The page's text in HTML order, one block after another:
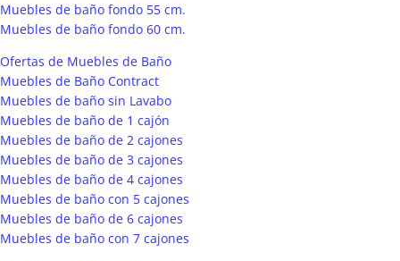
Muebles de baño fondo 55 cm.
Muebles de baño fondo 60 cm.
Ofertas de Muebles de Baño
Muebles de Baño Contract
Muebles de baño sin Lavabo
Muebles de baño de 1 cajón
Muebles de baño de 2 cajones
Muebles de baño de 3 cajones
Muebles de baño de 4 cajones
Muebles de baño con 5 cajones
Muebles de baño de 6 cajones
Muebles de baño con 7 cajones